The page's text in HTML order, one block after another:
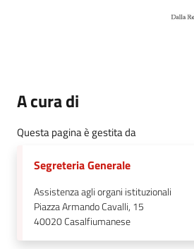
A cura di
Questa pagina è gestita da
Segreteria Generale
Assistenza agli organi istituzionali
Piazza Armando Cavalli, 15
40020Casalfiumanese